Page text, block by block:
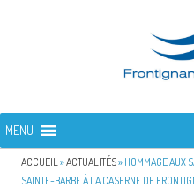
FRONTIGNAN LA
MENU
ACCUEIL »ACTUALITÉS» HOMMAGE AUX
SAINTE-BARBE À LA CASERNE DE